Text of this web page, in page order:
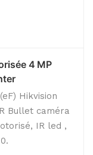
4 MP
Hikvision
Bullet caméra
IR led ,